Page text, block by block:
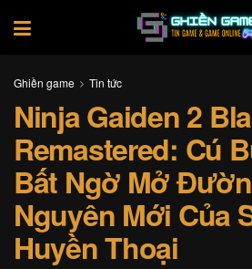
Ghiền game Tin tức
Ninja Gaiden 2
Remastered: Cú
Bất Ngờ Mở
Nguyên Mới Của
Huyền Thoại